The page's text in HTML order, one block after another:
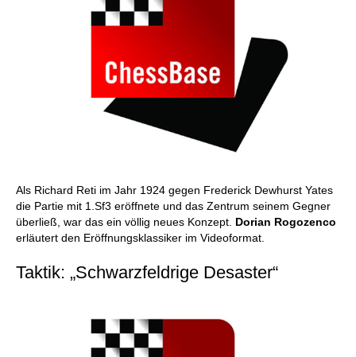
Als Richard Reti im Jahr 1924 gegen Frederick Dewhurst Yates
die Partie mit 1.Sf3 eröffnete und das Zentrum seinem Gegner
überließ, war das ein völlig neues Konzept. Dorian Rogozenco
erläutert den Eröffnungsklassiker im Videoformat.
Taktik: „Schwarzfeldrige Desaster“